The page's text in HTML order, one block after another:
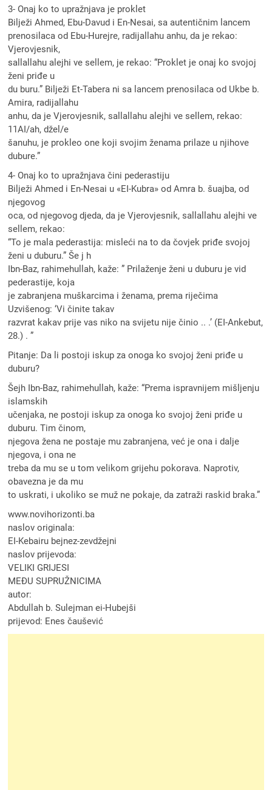
3- Onaj ko to upražnjava je proklet
Bilježi Ahmed, Ebu-Davud i En-Nesai, sa autentičnim lancem
prenosilaca od Ebu-Hurejre, radijallahu anhu, da je rekao:
Vjerovjesnik,
sallallahu alejhi ve sellem, je rekao: “Proklet je onaj ko svojoj
ženi priđe u
du buru.” Bilježi Et-Tabera ni sa lancem prenosilaca od Ukbe b.
Amira, radijallahu
anhu, da je Vjerovjesnik, sallallahu alejhi ve sellem, rekao:
11AI/ah, džel/e
šanuhu, je prokleo one koji svojim ženama prilaze u njihove
dubure.”
4- Onaj ko to upražnjava čini pederastiju
Bilježi Ahmed i En-Nesai u «EI-Kubra» od Amra b. šuajba, od
njegovog
oca, od njegovog djeda, da je Vjerovjesnik, sallallahu alejhi ve
sellem, rekao:
“To je mala pederastija: misleći na to da čovjek priđe svojoj
ženi u duburu.” Še j h
Ibn-Baz, rahimehullah, kaže: ” Prilaženje ženi u duburu je vid
pederastije, koja
je zabranjena muškarcima i ženama, prema riječima
Uzvišenog: ‘Vi činite takav
razvrat kakav prije vas niko na svijetu nije činio .. .’ (EI-Ankebut,
28.) . ”
Pitanje: Da li postoji iskup za onoga ko svojoj ženi priđe u
duburu?
Šejh Ibn-Baz, rahimehullah, kaže: “Prema ispravnijem mišljenju
islamskih
učenjaka, ne postoji iskup za onoga ko svojoj ženi priđe u
duburu. Tim činom,
njegova žena ne postaje mu zabranjena, već je ona i dalje
njegova, i ona ne
treba da mu se u tom velikom grijehu pokorava. Naprotiv,
obavezna je da mu
to uskrati, i ukoliko se muž ne pokaje, da zatraži raskid braka.”
www.novihorizonti.ba
naslov originala:
EI-Kebairu bejnez-zevdžejni
naslov prijevoda:
VELIKI GRIJESI
MEĐU SUPRUŽNICIMA
autor:
Abdullah b. Sulejman ei-Hubejši
prijevod: Enes čaušević